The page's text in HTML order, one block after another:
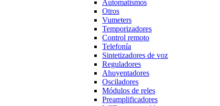
Automatismos
Otros
Vumeters
Temporizadores
Control remoto
Telefonía
Sintetizadores de voz
Reguladores
Ahuyentadores
Osciladores
Módulos de reles
Preamplificadores